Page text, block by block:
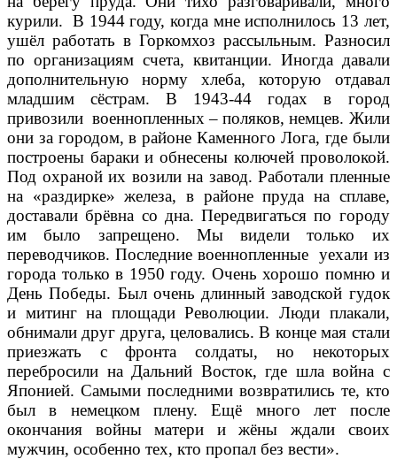
курили. В 1944 году, когда мне исполнилось 13 лет,
ушёл работать в Горкомхоз рассыльным. Разносил
по организациям счета, квитанции. Иногда давали
дополнительную норму хлеба, которую отдавал
младшим сёстрам. В 1943-44 годах в город
привозили военнопленных – поляков, немцев. Жили
они за городом, в районе Каменного Лога, где были
построены бараки и обнесены колючей проволокой.
Под охраной их возили на завод. Работали пленные
на «раздирке» железа, в районе пруда на сплаве,
доставали брёвна со дна. Передвигаться по городу
им было запрещено. Мы видели только их
переводчиков. Последние военнопленные уехали из
города только в 1950 году. Очень хорошо помню и
День Победы. Был очень длинный заводской гудок
и митинг на площади Революции. Люди плакали,
обнимали друг друга, целовались. В конце мая стали
приезжать с фронта солдаты, но некоторых
перебросили на Дальний Восток, где шла война с
Японией. Самыми последними возвратились те, кто
был в немецком плену. Ещё много лет после
окончания войны матери и жёны ждали своих
мужчин, особенно тех, кто пропал без вести».